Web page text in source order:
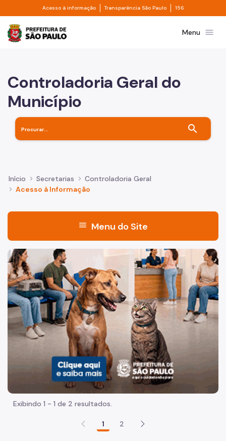
Pular para o Conteúdo principal
Acesso à informação Divisor de acesso à informação
Transparência São Paulo Divisor de
156
Prefeitura de São PauloMenu menu
Controladoria Geral do
Município
search
Início Secretarias
Controladoria Geral
Acesso à Informação
menu Menu do Site
Acesso à Informação
Participação Social
Quadro de Serviços
Proteção de Dados Pessoais
A Controladoria Geral do Município
Quem é Quem
Agenda do Controlador
Coordenadorias
Imagem de um cachorro caramelo e uma gata rajada,
Exibindo 1 - 1 de 2 resultados.
1 2